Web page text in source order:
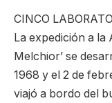
CINCO
La expedición a la
Melchior’ se
1968 y el 2 de
viajó a bordo del